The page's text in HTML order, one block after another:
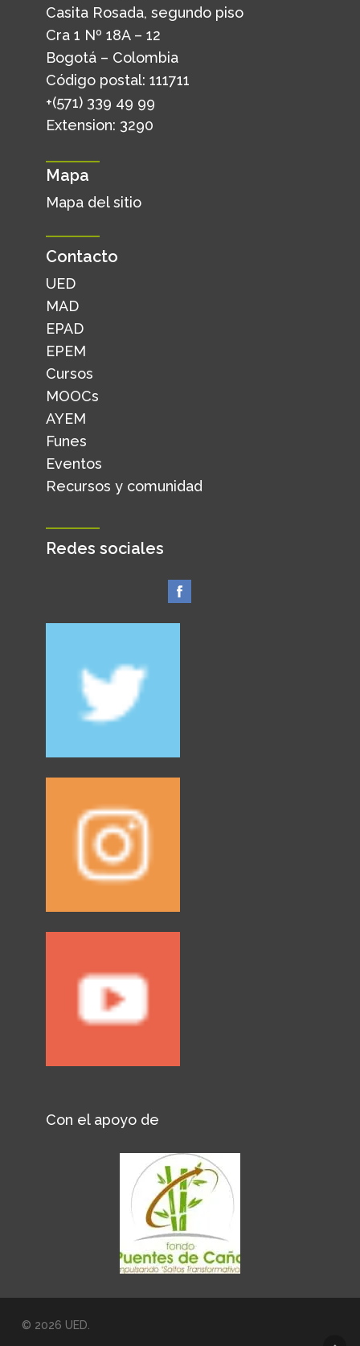
Casita Rosada, segundo piso
Cra 1 Nº 18A – 12
Bogotá – Colombia
Código postal: 111711
+(571) 339 49 99
Extension: 3290
Mapa
Mapa del sitio
Contacto
UED
MAD
EPAD
EPEM
Cursos
MOOCs
AYEM
Funes
Eventos
Recursos y comunidad
Redes sociales
Con el apoyo de
© 2026 UED.